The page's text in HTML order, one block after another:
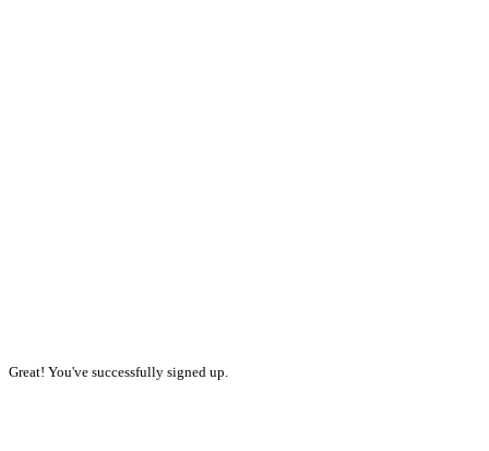
Great! You've successfully signed up.